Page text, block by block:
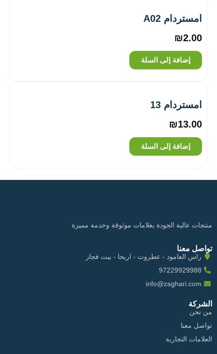
امستردام A02
₪2.00
إضافة إلى السلة
امستردام 13
₪13.00
إضافة إلى السلة
منتجات عالية الجودة بعلامات موثوقة وخدمة مميزة
تواصل معنا
راس العامود - عطروت - اريحا - بيت فجار
97229929988
info@zaghari.com
الشركة
من نحن
تواصل معنا
العلامات التجارية